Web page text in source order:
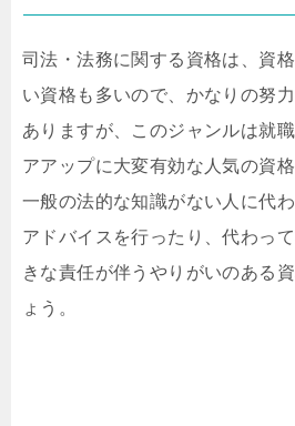
司法・法務に関する資格は、資
い資格も多いので、かなりの努
ありますが、このジャンルは就
アアップに大変有効な人気の資格
一般の法的な知識がない人に代
アドバイスを行ったり、代わっ
きな責任が伴うやりがいのある
ょう。